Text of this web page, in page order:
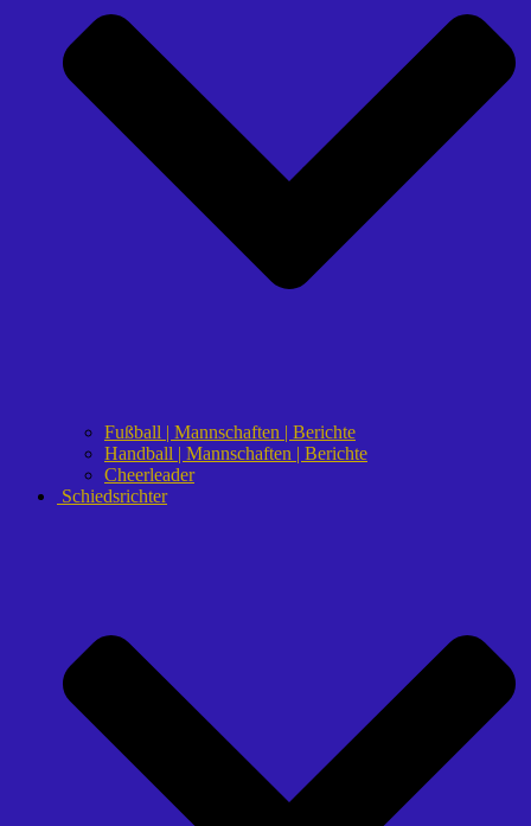
Fußball | Mannschaften | Berichte
Handball | Mannschaften | Berichte
Cheerleader
Schiedsrichter